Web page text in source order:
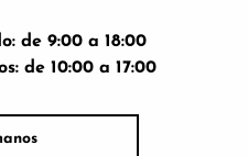
de 9:00 a 18:00
de 10:00 a 17:00